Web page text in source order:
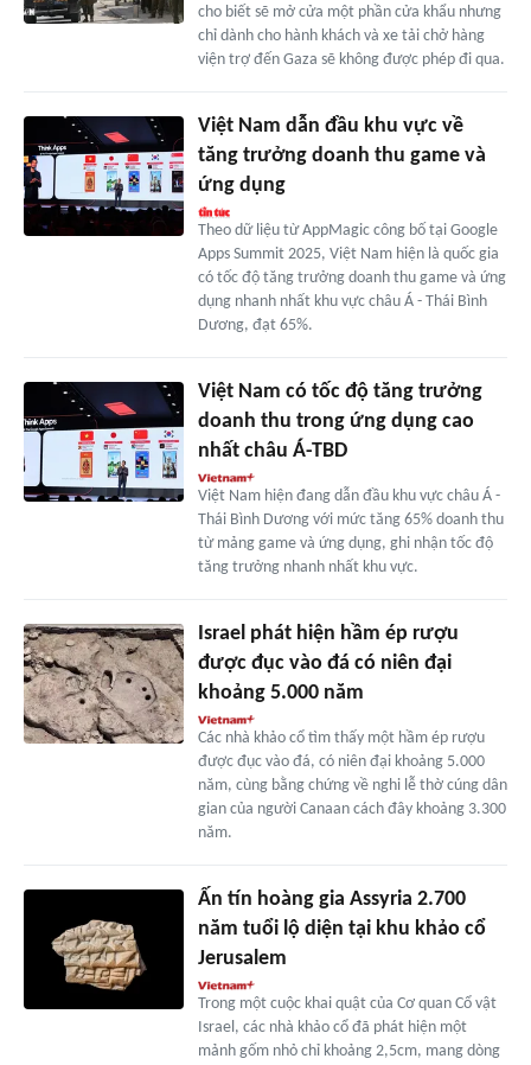
cho biết sẽ mở cửa một phần cửa khẩu nhưng
chỉ dành cho hành khách và xe tải chở hàng
viện trợ đến Gaza sẽ không được phép đi qua.
Việt Nam dẫn đầu khu vực về
tăng trưởng doanh thu game và
ứng dụng
Theo dữ liệu từ AppMagic công bố tại Google
Apps Summit 2025, Việt Nam hiện là quốc gia
có tốc độ tăng trưởng doanh thu game và ứng
dụng nhanh nhất khu vực châu Á - Thái Bình
Dương, đạt 65%.
Việt Nam có tốc độ tăng trưởng
doanh thu trong ứng dụng cao
nhất châu Á-TBD
Việt Nam hiện đang dẫn đầu khu vực châu Á -
Thái Bình Dương với mức tăng 65% doanh thu
từ mảng game và ứng dụng, ghi nhận tốc độ
tăng trưởng nhanh nhất khu vực.
Israel phát hiện hầm ép rượu
được đục vào đá có niên đại
khoảng 5.000 năm
Các nhà khảo cổ tìm thấy một hầm ép rượu
được đục vào đá, có niên đại khoảng 5.000
năm, cùng bằng chứng về nghi lễ thờ cúng dân
gian của người Canaan cách đây khoảng 3.300
năm.
Ấn tín hoàng gia Assyria 2.700
năm tuổi lộ diện tại khu khảo cổ
Jerusalem
Trong một cuộc khai quật của Cơ quan Cổ vật
Israel, các nhà khảo cổ đã phát hiện một
mảnh gốm nhỏ chỉ khoảng 2,5cm, mang dòng